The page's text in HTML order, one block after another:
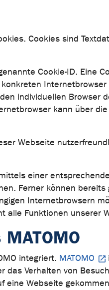
Cookies sind
Cookie-ID. Eine
individuellen Browser
kann über
Webseite
einer
Ferner können
Internetbrowsern
Funktionen unserer
integriert. MATOMO
Verhalten von
Webseite